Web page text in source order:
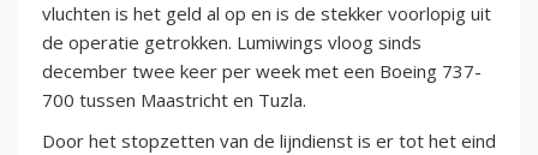
vluchten is het geld al op en is de stekker voorlopig uit
de operatie getrokken. Lumiwings vloog sinds
december twee keer per week met een Boeing 737-
700 tussen Maastricht en Tuzla.
Door het stopzetten van de lijndienst is er tot het eind